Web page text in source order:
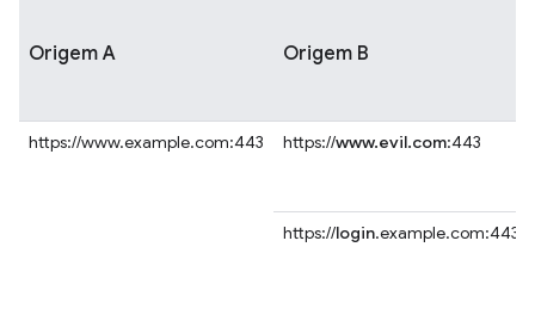
Origem A Origem B
https://www.example.com:443 https://www.evil.com:443
https://login.example.com:443